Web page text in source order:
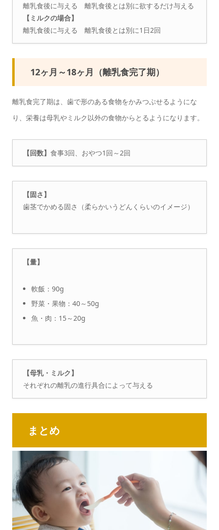
離乳食後に与える 離乳食後とは別に欲するだけ与える
【ミルクの場合】
離乳食後に与える 離乳食後とは別に1日2回
12ヶ月～18ヶ月（離乳食完了期）
離乳食完了期は、歯で形のある食物をかみつぶせるようにな
り、栄養は母乳やミルク以外の食物からとるようになります。
【回数】 食事3回、おやつ1回～2回
【固さ】
歯茎でかめる固さ（柔らかいうどんくらいのイメージ）
【量】
軟飯：90g
野菜・果物：40～50g
魚・肉：15～20g
【母乳・ミルク】
それぞれの離乳の進行具合によって与える
まとめ